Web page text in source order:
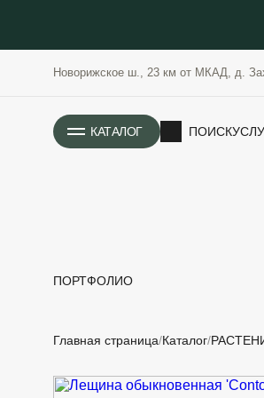
Новорижское ш., 23 км от МКАД, д.
КАТАЛОГ ПОИСК
ПОРТФОЛИО
РАСТЕНИЯ
ОЗЕЛЕНЕНИЕ
ИСТОРИЯ
Главная страница Каталог